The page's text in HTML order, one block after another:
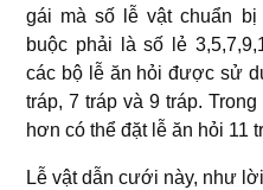
gái mà số lễ vật chuẩn bị
buộc phải là số lẻ
các bộ lễ ăn hỏi được sử
tráp, 7 tráp và 9 tráp.
hơn có thể đặt lễ ăn hỏi 11
Lễ vật dẫn cưới này, như